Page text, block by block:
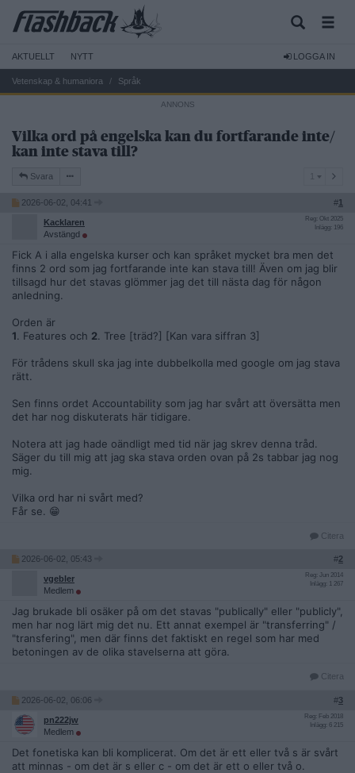
AKTUELLT NYTT LOGGA IN
Vetenskap & humaniora Språk
Vilka ord på engelska kan du fortfarande inte/
kan inte stava till?
Svara
2026-06-02, 04:41 #1
Kacklaren
Avstängd
Reg: Okt 2025
Inlägg: 196
Fick A i alla engelska kurser och kan språket mycket bra men det
finns 2 ord som jag fortfarande inte kan stava till! Även om jag blir
tillsagd hur det stavas glömmer jag det till nästa dag för någon
anledning.
Orden är
1. Features och 2. Tree [träd?] [Kan vara siffran 3]
För trådens skull ska jag inte dubbelkolla med google om jag stava
rätt.
Sen finns ordet Accountability som jag har svårt att översätta men
det har nog diskuterats här tidigare.
Notera att jag hade oändligt med tid när jag skrev denna tråd.
Säger du till mig att jag ska stava orden ovan på 2s tabbar jag nog
mig.
Vilka ord har ni svårt med?
Får se. 😁
Citera
2026-06-02, 05:43 #2
vgebler
Medlem
Reg: Jun 2014
Inlägg: 1 267
Jag brukade bli osäker på om det stavas "publically" eller "publicly",
men har nog lärt mig det nu. Ett annat exempel är "transferring" /
"transfering", men där finns det faktiskt en regel som har med
betoningen av de olika stavelserna att göra.
Citera
2026-06-02, 06:06 #3
pn222jw
Medlem
Reg: Feb 2018
Inlägg: 6 215
Det fonetiska kan bli komplicerat. Om det är ett eller två s är svårt
att minnas - om det är s eller c - om det är ett o eller två o.